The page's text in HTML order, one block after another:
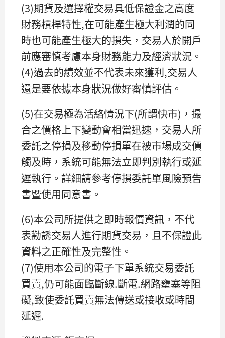
(3)期貨及選擇權交易具低保證金之高度
財務槓桿特性,在可能產生極大利潤的同
時也可能產生極大的損失，交易人於開戶
前應審慎考慮本身財務能力及經濟狀況。
(4)過去的績效並不代表未來獲利,交易人
還是要依據本身狀況做好審慎評估。
(5)在交易極為活絡情況下(所謂快市)，撮
合之價格上下變動會相當迅速，交易人所
委託之停損及移動停損單在被市場成交價
觸及時，系統可能無法立即判別執行或延
遲執行。詳細請參考停損委託單風險預告
書暨使用同意書。
(6)本公司所提供之即時報價資訊，不代
表勸誘交易人進行期貨交易，且不保證此
資料之正確性及完整性。
(7)使用本公司的電子下單系統交易委託
買賣,仍可能面臨斷線.斷電.網路壅塞等阻
礙,致使委託買賣無法傳送或接收或時間
延遲.